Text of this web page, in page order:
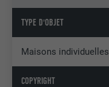
TYPE D'OBJET
Maisons individuelles
COPYRIGHT